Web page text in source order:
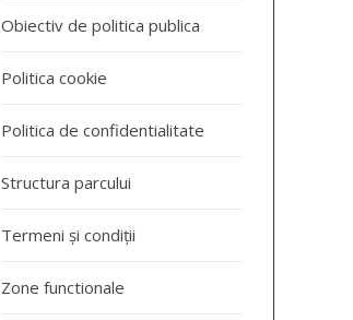
Obiectiv de politica publica
Politica cookie
Politica de confidentialitate
Structura parcului
Termeni și condiții
Zone functionale